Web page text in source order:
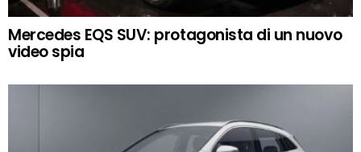
Mercedes EQS SUV: protagonista di un nuovo
video spia